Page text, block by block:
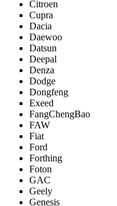
Citroen
Cupra
Dacia
Daewoo
Datsun
Deepal
Denza
Dodge
Dongfeng
Exeed
FangChengBao
FAW
Fiat
Ford
Forthing
Foton
GAC
Geely
Genesis